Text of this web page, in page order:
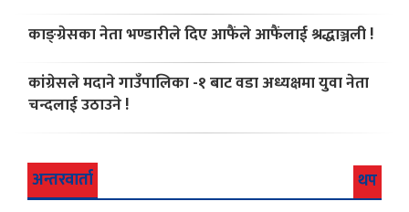
काङ्ग्रेसका नेता भण्डारीले दिए आफैंले आफैंलाई श्रद्धाञ्जली !
कांग्रेसले मदाने गाउँपालिका -१ बाट वडा अध्यक्षमा युवा नेता
चन्दलाई उठाउने !
अन्तरवार्ता थप